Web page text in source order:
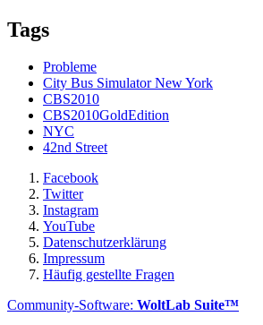
Tags
Probleme
City Bus Simulator New York
CBS2010
CBS2010GoldEdition
NYC
42nd Street
Facebook
Twitter
Instagram
YouTube
Datenschutzerklärung
Impressum
Häufig gestellte Fragen
Community-Software: WoltLab Suite™